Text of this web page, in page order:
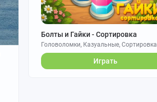
Болты и Гайки - Сортировка
Головоломки, Казуальные, Сортировка
Играть